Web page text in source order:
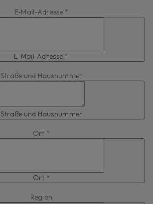
E-Mail-Adresse *
E-Mail-Adresse *
Straße und Hausnummer
Straße und Hausnummer
Ort *
Ort *
Region